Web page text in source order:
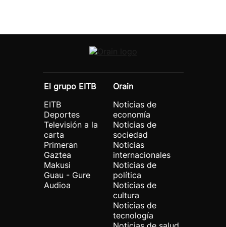
El grupo EITB
EITB
Deportes
Televisión a la
carta
Primeran
Gaztea
Makusi
Guau - Gure
Audioa
Orain
Noticias de
economía
Noticias de
sociedad
Noticias
internacionales
Noticias de
política
Noticias de
cultura
Noticias de
tecnología